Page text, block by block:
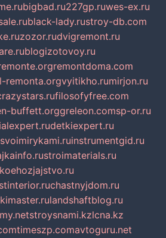
bigbad.ru227gp.ruwes-ex.ru
black-lady.rustroy-db.com
zozor.rudvigremont.ru
blogizotovoy.ru
remontdoma.com
remonta.orgvyitikho.rumirjon.ru
filosofyfree.com
buffett.orggreleon.comsp-or.ru
detkiexpert.ru
instrumentgid.ru
stroimaterials.ru
chastnyjdom.ru
landshaftblog.ru
stroysnami.kzlcna.kz
timeszp.comavtoguru.net